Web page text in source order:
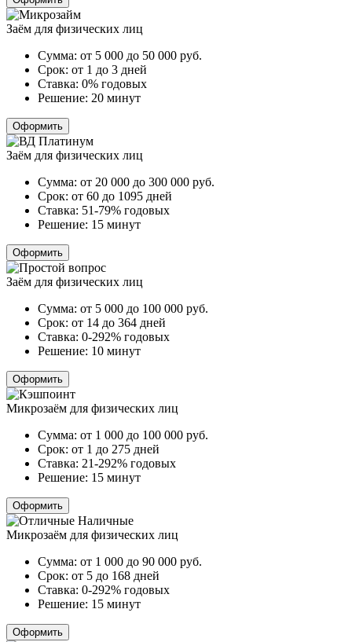
Заём для физических лиц
Сумма: от 5 000 до 50 000 руб.
Срок: от 1 до 3 дней
Ставка: 0% годовых
Решение: 20 минут
Оформить
Заём для физических лиц
Сумма: от 20 000 до 300 000 руб.
Срок: от 60 до 1095 дней
Ставка: 51-79% годовых
Решение: 15 минут
Оформить
Заём для физических лиц
Сумма: от 5 000 до 100 000 руб.
Срок: от 14 до 364 дней
Ставка: 0-292% годовых
Решение: 10 минут
Оформить
Микрозаём для физических лиц
Сумма: от 1 000 до 100 000 руб.
Срок: от 1 до 275 дней
Ставка: 21-292% годовых
Решение: 15 минут
Оформить
Микрозаём для физических лиц
Сумма: от 1 000 до 90 000 руб.
Срок: от 5 до 168 дней
Ставка: 0-292% годовых
Решение: 15 минут
Оформить